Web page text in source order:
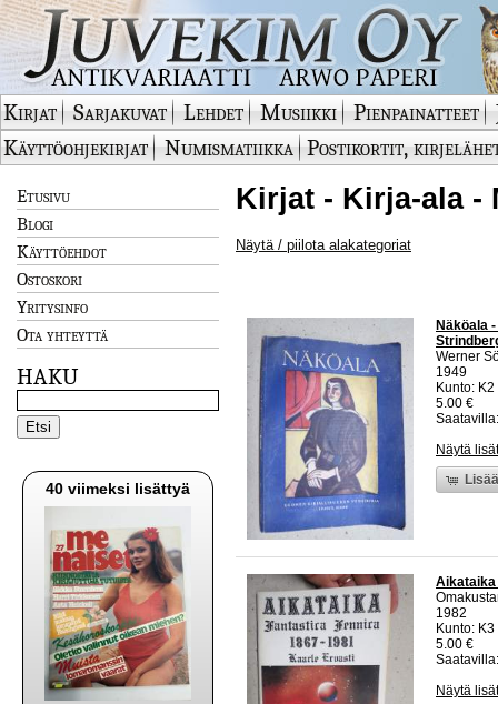
Kirjat Sarjakuvat Lehdet Musiikki Pienpainatteet
Käyttöohjekirjat
Numismatiikka Postikortit,
Etusivu
Blogi
Käyttöehdot
Ostoskori
Yritysinfo
Ota yhteyttä
HAKU
40 viimeksi lisättyä
Kirjat - Kirja-ala -
Näytä / piilota alakategoriat
Näköala
Werner
1949
Kunto:
5.00 €
Näytä
Aikataika
1982
Kunto:
5.00 €
Näytä